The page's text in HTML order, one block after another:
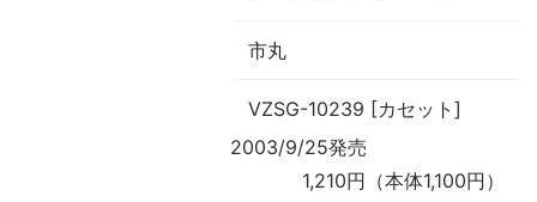
市丸
VZSG-10239 [カセット]
2003/9/25発売
1,210円（本体1,100円）